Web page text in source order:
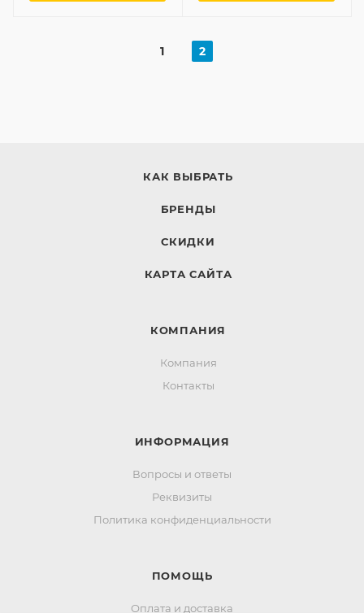
1 2
КАК ВЫБРАТЬ
БРЕНДЫ
СКИДКИ
КАРТА САЙТА
КОМПАНИЯ
Компания
Контакты
ИНФОРМАЦИЯ
Вопросы и ответы
Реквизиты
Политика конфиденциальности
ПОМОЩЬ
Оплата и доставка